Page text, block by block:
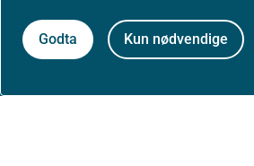
Godta Kun nødvendige
Presse